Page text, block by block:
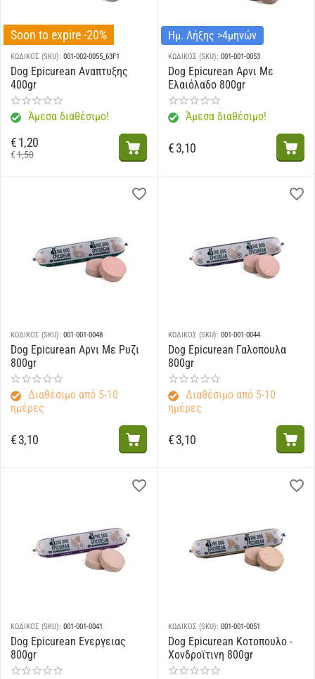
Soon to expire -20%
ΚΩΔΙΚΟΣ (SKU): 001-002-0055_63F1
Dog Epicurean Αναπτυξης
400gr
Άμεσα διαθέσιμο!
€1,50
€1,20
Ημ. Λήξης >4μηνών
ΚΩΔΙΚΟΣ (SKU): 001-001-0053
Dog Epicurean Αρνι Με
Ελαιόλαδο 800gr
Άμεσα διαθέσιμο!
€3,10
ΚΩΔΙΚΟΣ (SKU): 001-001-0048
Dog Epicurean Αρνι Με Ρυζι
800gr
Διαθέσιμο από 5-10
ημέρες
€3,10
ΚΩΔΙΚΟΣ (SKU): 001-001-0044
Dog Epicurean Γαλοπουλα
800gr
Διαθέσιμο από 5-10
ημέρες
€3,10
ΚΩΔΙΚΟΣ (SKU): 001-001-0041
Dog Epicurean Ενεργειας
800gr
ΚΩΔΙΚΟΣ (SKU): 001-001-0051
Dog Epicurean Κοτοπουλο -
Χονδροϊτινη 800gr